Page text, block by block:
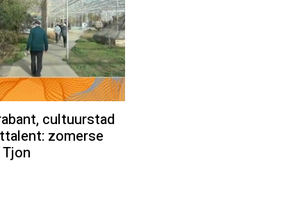
cultuurstad
zomerse